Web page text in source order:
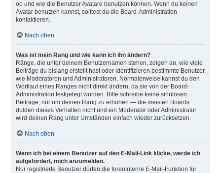
ob und wie die Benutzer Avatare benutzen können. Wenn du keinen
Avatar benutzen kannst, solltest du die Board-Administration
kontaktieren.
Nach oben
Was ist mein Rang und wie kann ich ihn ändern?
Ränge, die unter deinem Benutzernamen stehen, zeigen an, wie viele
Beiträge du bislang erstellt hast oder identifizieren bestimmte Benutzer
wie Moderatoren und Administratoren. Normalerweise kannst du den
Wortlaut eines Ranges nicht direkt ändern, da sie von der Board-
Administration festgelegt wurden. Bitte schreibe keine sinnlosen
Beiträge, nur um deinen Rang zu erhöhen — die meisten Boards
dulden dieses Verhalten nicht und ein Moderator oder Administrator
wird deinen Rang unter Umständen einfach wieder zurücksetzen.
Nach oben
Wenn ich bei einem Benutzer auf den E-Mail-Link klicke, werde ich
aufgefordert, mich anzumelden.
Nur registrierte Benutzer dürfen die foreninterne E-Mail-Funktion für